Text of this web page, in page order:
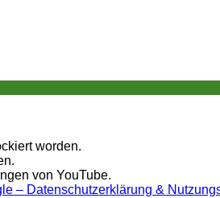
worden.
von YouTube.
– Datenschutzerklärung &